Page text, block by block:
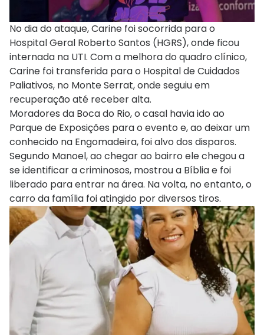
No dia do ataque, Carine foi socorrida para o
Hospital Geral Roberto Santos (HGRS), onde ficou
internada na UTI. Com a melhora do quadro clínico,
Carine foi transferida para o Hospital de Cuidados
Paliativos, no Monte Serrat, onde seguiu em
recuperação até receber alta.
Moradores da Boca do Rio, o casal havia ido ao
Parque de Exposições para o evento e, ao deixar um
conhecido na Engomadeira, foi alvo dos disparos.
Segundo Manoel, ao chegar ao bairro ele chegou a
se identificar a criminosos, mostrou a Bíblia e foi
liberado para entrar na área. Na volta, no entanto, o
carro da família foi atingido por diversos tiros.